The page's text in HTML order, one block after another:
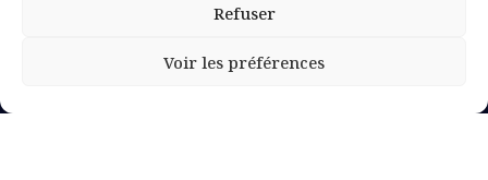
Refuser
Voir les préférences